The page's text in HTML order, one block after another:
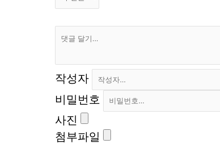
작성자
비밀번호
사진
첨부파일